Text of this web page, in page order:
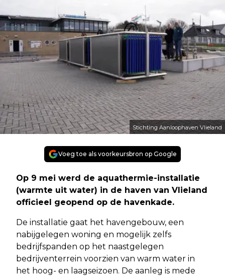
Stichting Aanloophaven Vlieland
Voeg toe als voorkeursbron op Google
Op 9 mei werd de aquathermie-installatie
(warmte uit water) in de haven van Vlieland
officieel geopend op de havenkade.
De installatie gaat het havengebouw, een
nabijgelegen woning en mogelijk zelfs
bedrijfspanden op het naastgelegen
bedrijventerrein voorzien van warm water in
het hoog- en laagseizoen. De aanleg is mede